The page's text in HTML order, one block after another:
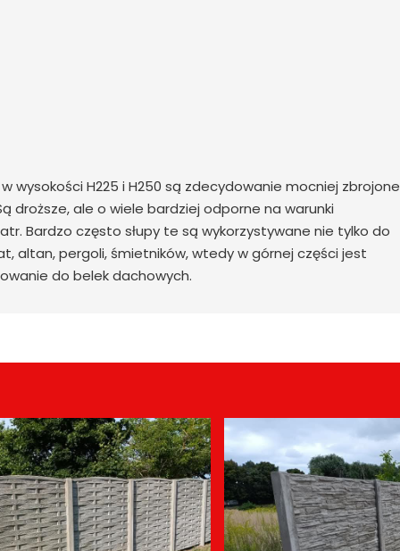
wysokości H225 i H250 są zdecydowanie mocniej zbrojone
droższe, ale o wiele bardziej odporne na warunki
Bardzo często słupy te są wykorzystywane nie tylko do
altan, pergoli, śmietników, wtedy w górnej części jest
do belek dachowych.